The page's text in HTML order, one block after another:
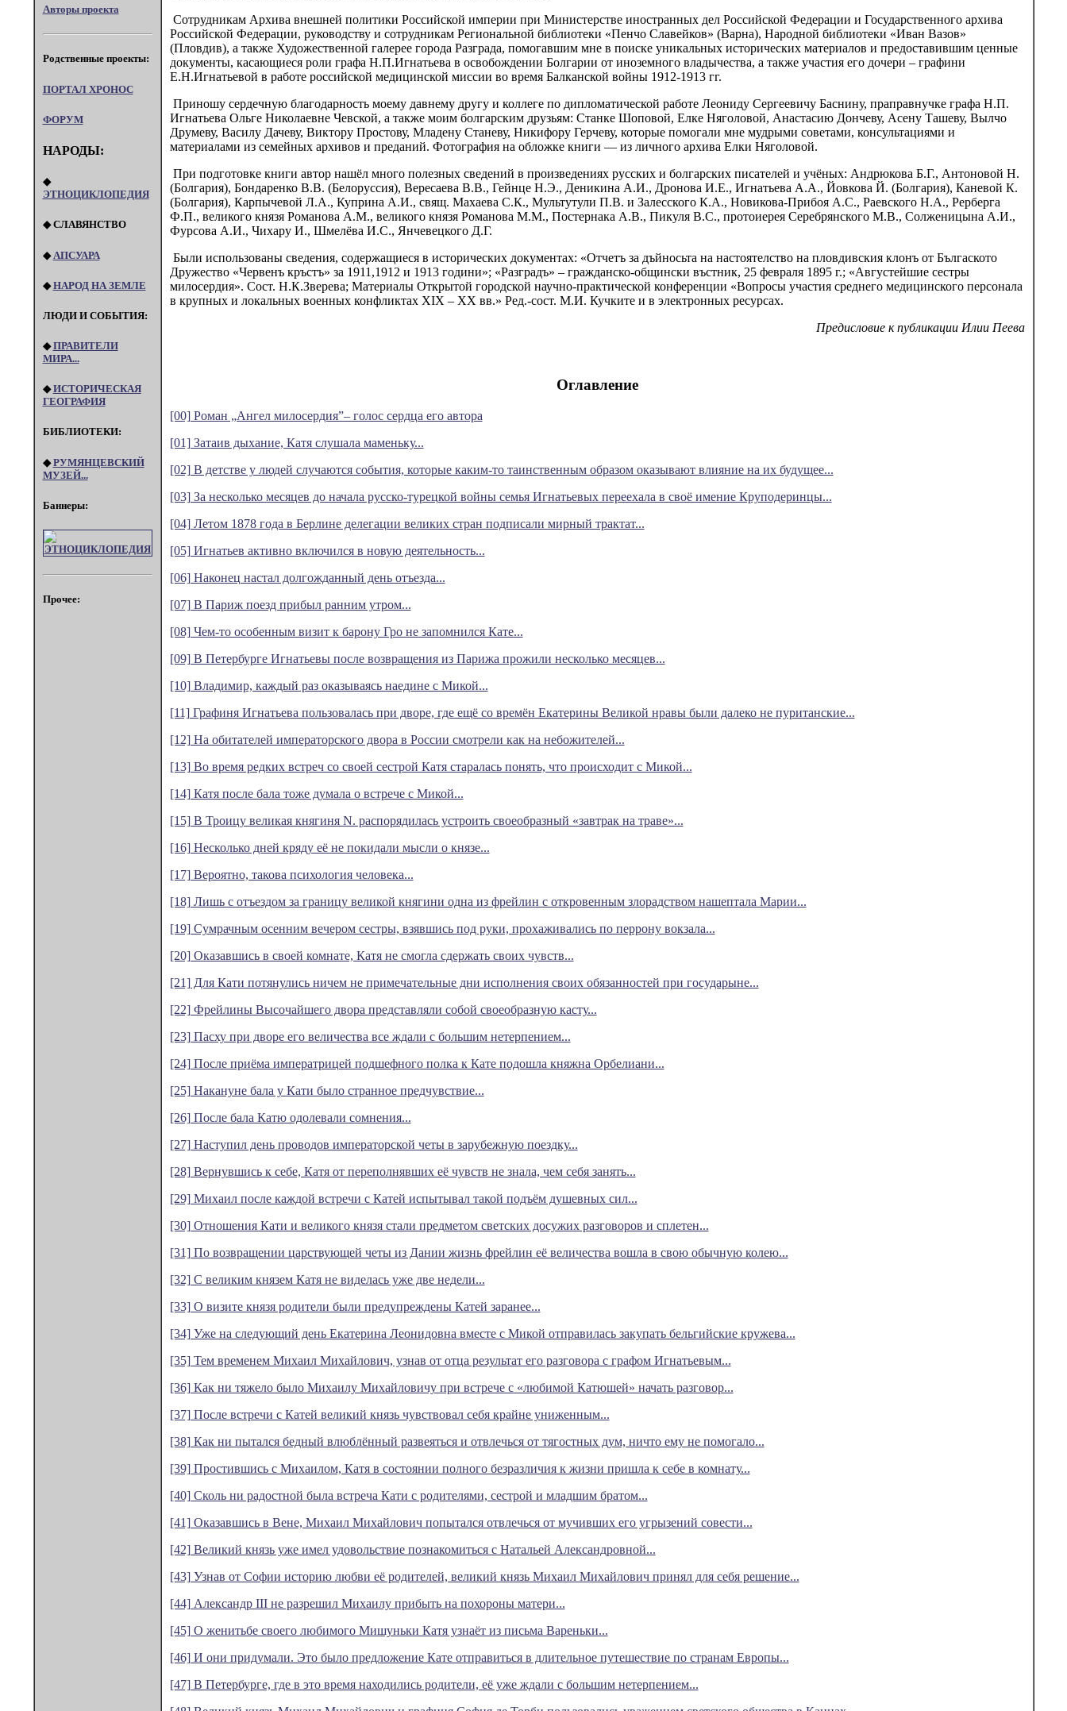
Авторы проекта
Родственные проекты:
ПОРТАЛ XPOHOC
ФОРУМ
НАРОДЫ:
◆
ЭТНОЦИКЛОПЕДИЯ
◆ СЛАВЯНСТВО
◆ АПСУАРА
◆НАРОД НА ЗЕМЛЕ
ЛЮДИ И СОБЫТИЯ:
◆ПРАВИТЕЛИ
МИРА...
◆ИСТОРИЧЕСКАЯ
ГЕОГРАФИЯ
БИБЛИОТЕКИ:
◆РУМЯНЦЕВСКИЙ
МУЗЕЙ...
Баннеры:
Прочее:
Сотрудникам Архива внешней политики Российской империи при Министерстве иностранных дел Российской Федерации и Государственного архива
Российской Федерации, руководству и сотрудникам Региональной библиотеки «Пенчо Славейков» (Варна), Народной библиотеки «Иван Вазов»
(Пловдив), а также Художественной галерее города Разграда, помогавшим мне в поиске уникальных исторических материалов и предоставившим ценные
документы, касающиеся роли графа Н.П.Игнатьева в освобождении Болгарии от иноземного владычества, а также участия его дочери – графини
Е.Н.Игнатьевой в работе российской медицинской миссии во время Балканской войны 1912-1913 гг.
Приношу сердечную благодарность моему давнему другу и коллеге по дипломатической работе Леониду Сергеевичу Баснину, праправнучке графа Н.П.
Игнатьева Ольге Николаевне Чевской, а также моим болгарским друзьям: Станке Шоповой, Елке Няголовой, Анастасию Дончеву, Асену Ташеву, Вылчо
Друмеву, Василу Дачеву, Виктору Простову, Младену Станеву, Никифору Герчеву, которые помогали мне мудрыми советами, консультациями и
материалами из семейных архивов и преданий. Фотография на обложке книги — из личного архива Елки Няголовой.
При подготовке книги автор нашёл много полезных сведений в произведениях русских и болгарских писателей и учёных: Андрюкова Б.Г., Антоновой Н.
(Болгария), Бондаренко В.В. (Белоруссия), Вересаева В.В., Гейнце Н.Э., Деникина А.И., Дронова И.Е., Игнатьева А.А., Йовкова Й. (Болгария), Каневой К.
(Болгария), Карпычевой Л.А., Куприна А.И., свящ. Махаева С.К., Мультутули П.В. и Залесского К.А., Новикова-Прибоя А.С., Раевского Н.А., Рерберга
Ф.П., великого князя Романова А.М., великого князя Романова М.М., Постернака А.В., Пикуля В.С., протоиерея Серебрянского М.В., Солженицына А.И.,
Фурсова А.И., Чихару И., Шмелёва И.С., Янчевецкого Д.Г.
Были использованы сведения, содержащиеся в исторических документах: «Отчетъ за дъйносьта на настоятелство на пловдивския клонъ от Бългаското
Дружество «Червенъ кръстъ» за 1911,1912 и 1913 години»; «Разградъ» – гражданско-общински въстник, 25 февраля 1895 г.; «Августейшие сестры
милосердия». Сост. Н.К.Зверева; Материалы Открытой городской научно-практической конференции «Вопросы участия среднего медицинского персонала
в крупных и локальных военных конфликтах XIX – XX вв.» Ред.-сост. М.И. Кучките и в электронных ресурсах.
Предисловие к публикации Илии Пеева
Оглавление
[00] Роман „Ангел милосердия”– голос сердца его автора
[01] Затаив дыхание, Катя слушала маменьку...
[02] В детстве у людей случаются события, которые каким-то таинственным образом оказывают влияние на их будущее...
[03] За несколько месяцев до начала русско-турецкой войны семья Игнатьевых переехала в своё имение Круподеринцы...
[04] Летом 1878 года в Берлине делегации великих стран подписали мирный трактат...
[05] Игнатьев активно включился в новую деятельность...
[06] Наконец настал долгожданный день отъезда...
[07] В Париж поезд прибыл ранним утром...
[08] Чем-то особенным визит к барону Гро не запомнился Кате...
[09] В Петербурге Игнатьевы после возвращения из Парижа прожили несколько месяцев...
[10] Владимир, каждый раз оказываясь наедине с Микой...
[11] Графиня Игнатьева пользовалась при дворе, где ещё со времён Екатерины Великой нравы были далеко не пуританские...
[12] На обитателей императорского двора в России смотрели как на небожителей...
[13] Во время редких встреч со своей сестрой Катя старалась понять, что происходит с Микой...
[14] Катя после бала тоже думала о встрече с Микой...
[15] В Троицу великая княгиня N. распорядилась устроить своеобразный «завтрак на траве»...
[16] Несколько дней кряду её не покидали мысли о князе...
[17] Вероятно, такова психология человека...
[18] Лишь с отъездом за границу великой княгини одна из фрейлин с откровенным злорадством нашептала Марии...
[19] Сумрачным осенним вечером сестры, взявшись под руки, прохаживались по перрону вокзала...
[20] Оказавшись в своей комнате, Катя не смогла сдержать своих чувств...
[21] Для Кати потянулись ничем не примечательные дни исполнения своих обязанностей при государыне...
[22] Фрейлины Высочайшего двора представляли собой своеобразную касту...
[23] Пасху при дворе его величества все ждали с большим нетерпением...
[24] После приёма императрицей подшефного полка к Кате подошла княжна Орбелиани...
[25] Накануне бала у Кати было странное предчувствие...
[26] После бала Катю одолевали сомнения...
[27] Наступил день проводов императорской четы в зарубежную поездку...
[28] Вернувшись к себе, Катя от переполнявших её чувств не знала, чем себя занять...
[29] Михаил после каждой встречи с Катей испытывал такой подъём душевных сил...
[30] Отношения Кати и великого князя стали предметом светских досужих разговоров и сплетен...
[31] По возвращении царствующей четы из Дании жизнь фрейлин её величества вошла в свою обычную колею...
[32] С великим князем Катя не виделась уже две недели...
[33] О визите князя родители были предупреждены Катей заранее...
[34] Уже на следующий день Екатерина Леонидовна вместе с Микой отправилась закупать бельгийские кружева...
[35] Тем временем Михаил Михайлович, узнав от отца результат его разговора с графом Игнатьевым...
[36] Как ни тяжело было Михаилу Михайловичу при встрече с «любимой Катюшей» начать разговор...
[37] После встречи с Катей великий князь чувствовал себя крайне униженным...
[38] Как ни пытался бедный влюблённый развеяться и отвлечься от тягостных дум, ничто ему не помогало...
[39] Простившись с Михаилом, Катя в состоянии полного безразличия к жизни пришла к себе в комнату...
[40] Сколь ни радостной была встреча Кати с родителями, сестрой и младшим братом...
[41] Оказавшись в Вене, Михаил Михайлович попытался отвлечься от мучивших его угрызений совести...
[42] Великий князь уже имел удовольствие познакомиться с Натальей Александровной...
[43] Узнав от Софии историю любви её родителей, великий князь Михаил Михайлович принял для себя решение...
[44] Александр III не разрешил Михаилу прибыть на похороны матери...
[45] О женитьбе своего любимого Мишуньки Катя узнаёт из письма Вареньки...
[46] И они придумали. Это было предложение Кате отправиться в длительное путешествие по странам Европы...
[47] В Петербурге, где в это время находились родители, её уже ждали с большим нетерпением...